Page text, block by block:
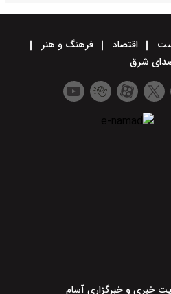
اقتصاد
فرهنگ و هنر
شرق
خبری و خبرگزاری آسام